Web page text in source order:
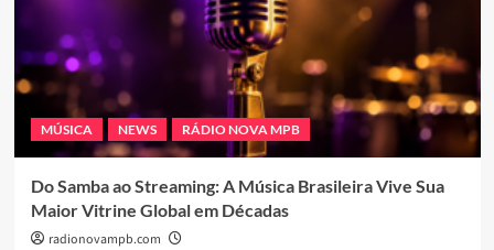
MÚSICA NEWS RÁDIO NOVA MPB
Do Samba ao Streaming: A Música Brasileira Vive Sua
Maior Vitrine Global em Décadas
radionovampb.com